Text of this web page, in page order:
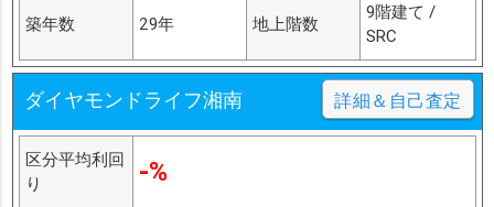
築年数 29年 地上階数
9階建て /
SRC
ダイヤモンドライフ湘南 詳細＆自己査定
区分平均利回
り
-%